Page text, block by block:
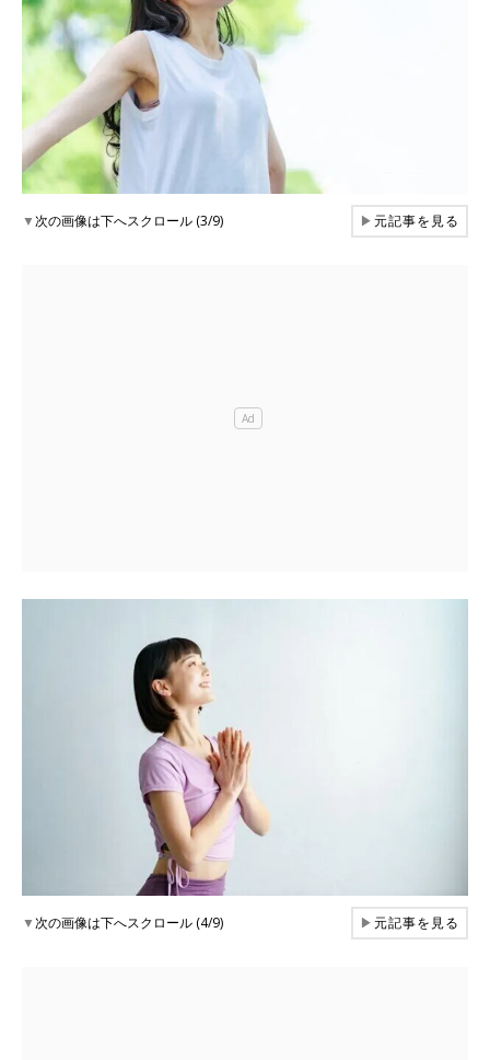
▼次の画像は下へスクロール (3/9) ▶元記事を見る
▼次の画像は下へスクロール (4/9) ▶元記事を見る